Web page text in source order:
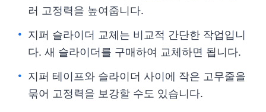
러 고정력을 높여줍니다.
지퍼 슬라이더 교체는 비교적 간단한 작업입니
다. 새 슬라이더를 구매하여 교체하면 됩니다.
지퍼 테이프와 슬라이더 사이에 작은 고무줄을
묶어 고정력을 보강할 수도 있습니다.